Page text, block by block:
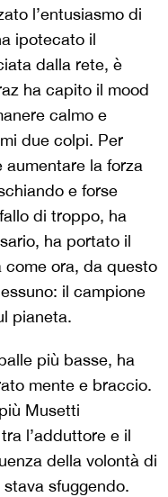
l’entusiasmo di
ipotecato il
dalla rete, è
ha capito il mood
calmo e
due colpi. Per
la forza
e forse
di troppo, ha
ha portato il
come ora, da questo
il campione
pianeta.
più basse, ha
mente e braccio.
Musetti
l’adduttore e il
della volontà di
sfuggendo.